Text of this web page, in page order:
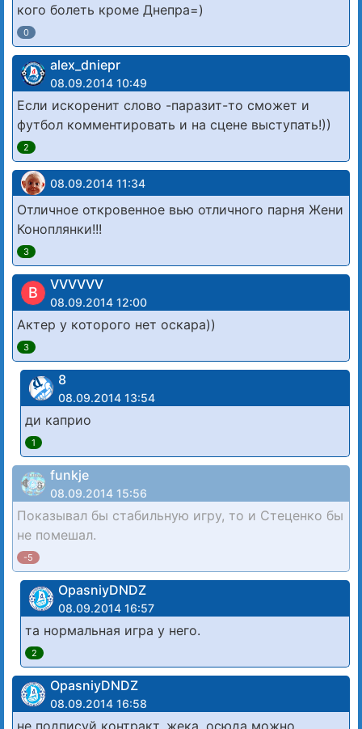
кого болеть кроме Днепра=)
0
alex_dniepr
08.09.2014 10:49
Если искоренит слово -паразит-то сможет и
футбол комментировать и на сцене выступать!))
2
08.09.2014 11:34
Отличное откровенное вью отличного парня Жени
Коноплянки!!!
3
В VVVVVV
08.09.2014 12:00
Актер у которого нет оскара))
3
8
08.09.2014 13:54
ди каприо
1
funkje
08.09.2014 15:56
Показывал бы стабильную игру, то и Стеценко бы
не помешал.
-5
OpasniyDNDZ
08.09.2014 16:57
та нормальная игра у него.
2
OpasniyDNDZ
08.09.2014 16:58